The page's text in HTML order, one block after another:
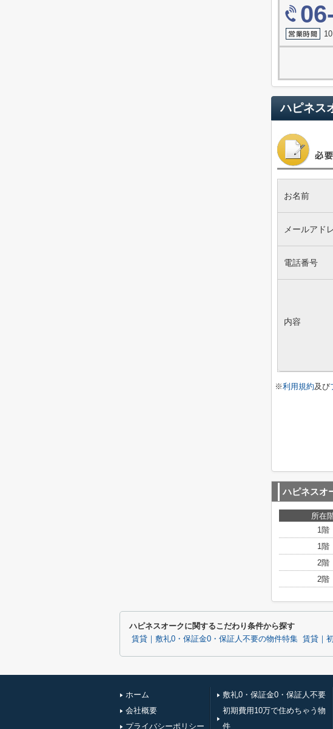
ハピネス
お名前
メールアド
電話番号
内容
※利用規約及び
ハピネスオ
所在
1階
1階
2階
2階
ハピネスオークに関するこだわり条件から探す
賃貸｜敷礼0・保証金0・保証人不要の物件特集 賃貸｜
ホーム
会社概要
プライバシーポリシー
敷礼0・保証金0・保証人不要
初期費用10万で住めちゃう物
件